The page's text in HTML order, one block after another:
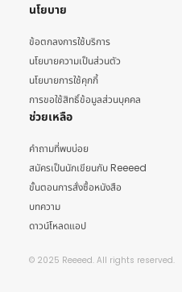
นโยบาย
ข้อตกลงการใช้บริการ
นโยบายความเป็นส่วนตัว
นโยบายการใช้คุกกี้
การขอใช้สิทธิ์ข้อมูลส่วนบุคคล
ช่วยเหลือ
คำถามที่พบบ่อย
สมัครเป็นนักเขียนกับ Reeeed
ขั้นตอนการสั่งซื้อหนังสือ
บทความ
ดาวน์โหลดแอป
© 2025 Reeeed. All rights reserved.